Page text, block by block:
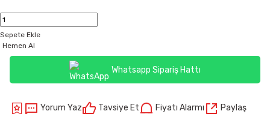
Sepete Ekle
Hemen Al
Whatsapp Sipariş Hattı
Yorum Yaz Tavsiye Et Fiyatı Alarmı Paylaş